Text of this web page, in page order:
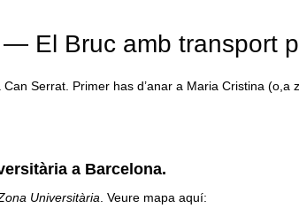
El Bruc amb transport
Serrat. Primer has d’anar a Maria Cristina (o,a
a Barcelona.
Universitària. Veure mapa aquí: